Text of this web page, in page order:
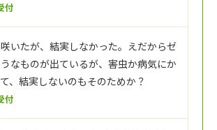
付
いたが、結実しなかった。えだからゼ
なものが出ているが、害虫か病気にか
、結実しないのもそのためか？
付